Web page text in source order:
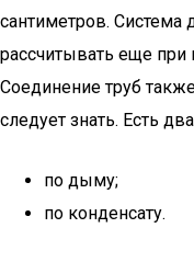
сантиметров.
рассчитывать еще при
Соединение труб
следует знать. Есть
по дыму;
по конденсату.